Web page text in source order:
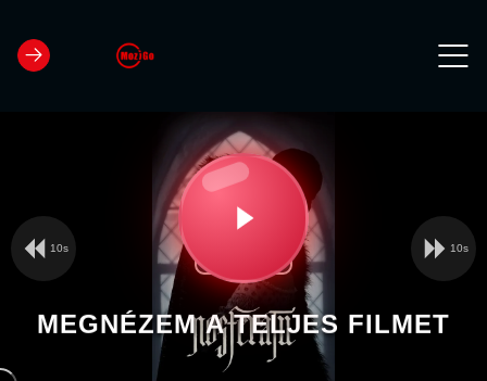
loading.
Play
Video
10s 10s
MEGNÉZEM A TELJES FILMET